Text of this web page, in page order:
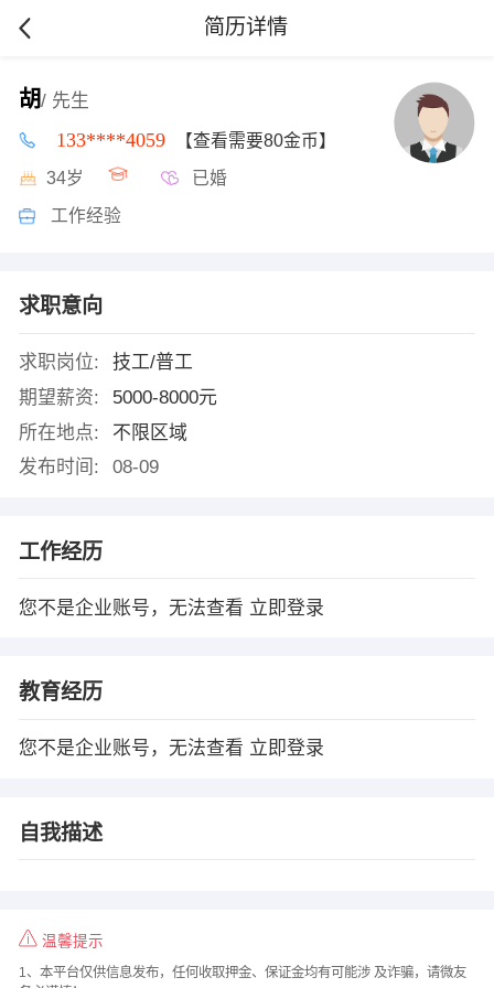
简历详情
胡/ 先生
133****4059 【查看需要80金币】
34岁 已婚
工作经验
求职意向
求职岗位:
技工/普工
期望薪资:
5000-8000元
所在地点:
不限区域
发布时间:
08-09
工作经历
您不是企业账号，无法查看 立即登录
教育经历
您不是企业账号，无法查看 立即登录
自我描述
温馨提示
1、本平台仅供信息发布，任何收取押金、保证金均有可能涉 及诈骗，请微友